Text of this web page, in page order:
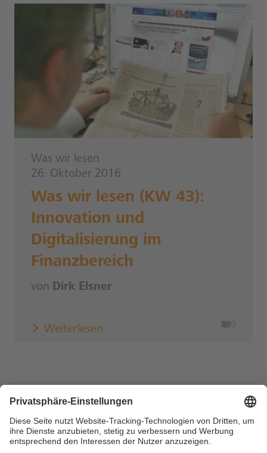
Was wir lesen
26. Oktober 2016
Was wir lesen (KW 43):
Innovation und
Digitalisierung im
Finanzbereich
von Dirk Elsner
Weiterlesen